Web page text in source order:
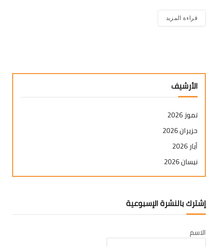
قراءة المزيد
الأرشيف
تموز 2026
حزيران 2026
أيار 2026
نيسان 2026
آذار 2026
كانون ثاني 2026
تشرين ثاني 2025
إشترك بالنشرة الإسبوعية
الاسم